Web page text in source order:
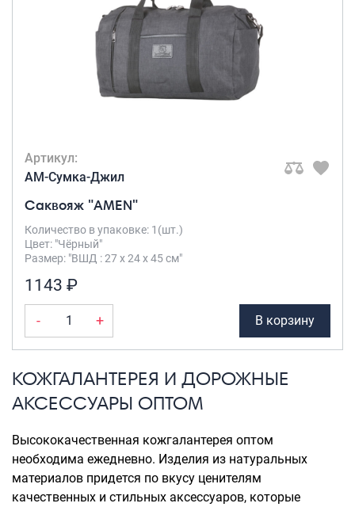
Артикул:
AM-Сумка-Джил
Саквояж "AMEN"
Количество в упаковке: 1(шт.)
Цвет: "Чёрный"
Размер: "ВШД : 27 х 24 х 45 см"
1143 ₽
- + В корзину
КОЖГАЛАНТЕРЕЯ И ДОРОЖНЫЕ
АКСЕССУАРЫ ОПТОМ
Высококачественная кожгалантерея оптом
необходима ежедневно. Изделия из натуральных
материалов придется по вкусу ценителям
качественных и стильных аксессуаров, которые